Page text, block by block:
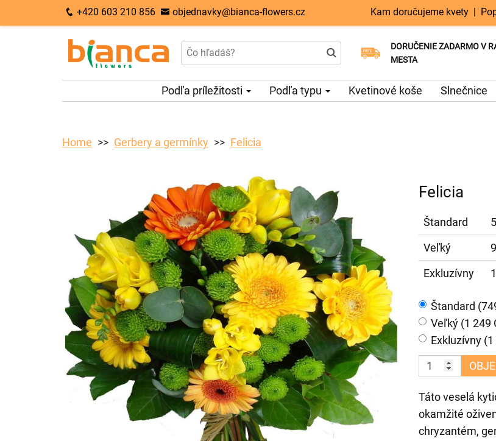
+420 603 210 856 objednavky@bianca-flowers.cz Kam doručujeme kvety |
DORUČENIE ZADARMO V
MESTA
Doručenie v ten istý deň k
Vyberte si dátum doručenia
Podľa príležitosti Podľa typu Kvetinové koše Slnečnice
Home Gerbery a germínky Felicia
Felicia
Štandard
Veľký
Exkluzívny
Štandard
Veľký (1 249
Exkluzívny
Táto veselá
okamžité
chryzantém,